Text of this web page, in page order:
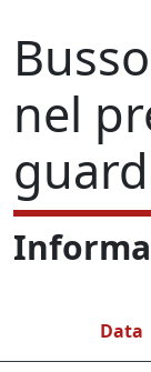
nel
Data